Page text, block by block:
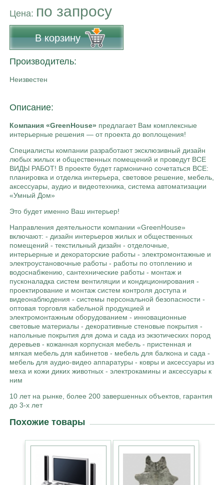
Цена: по запросу
В корзину
Производитель:
Неизвестен
Описание:
Компания «GreenHouse» предлагает Вам комплексные
интерьерные решения — от проекта до воплощения!
Специалисты компании разработают эксклюзивный дизайн
любых жилых и общественных помещений и проведут ВСЕ
ВИДЫ РАБОТ! В проекте будет гармонично сочетаться ВСЕ:
планировка и отделка интерьера, световое решение, мебель,
аксессуары, аудио и видеотехника, система автоматизации
«Умный Дом»
Это будет именно Ваш интерьер!
Направления деятельности компании «GreenHouse»
включают: - дизайн интерьеров жилых и общественных
помещений - текстильный дизайн - отделочные,
интерьерные и декораторские работы - электромонтажные и
электроустановочные работы - работы по отоплению и
водоснабжению, сантехнические работы - монтаж и
пусконаладка систем вентиляции и кондиционирования -
проектирование и монтаж систем контроля доступа и
видеонаблюдения - системы персональной безопасности -
оптовая торговля кабельной продукцией и
электромонтажным оборудованием - инновационные
световые материалы - декоративные стеновые покрытия -
напольные покрытия для дома и сада из экзотических пород
деревьев - кожанная корпусная мебель - пристенная и
мягкая мебель для кабинетов - мебель для балкона и сада -
мебель для аудио-видео аппаратуры - ковры и аксессуары из
меха и кожи диких животных - электрокамины и аксессуары к
ним
10 лет на рынке, более 200 завершенных объектов, гарантия
до 3-х лет
Похожие товары